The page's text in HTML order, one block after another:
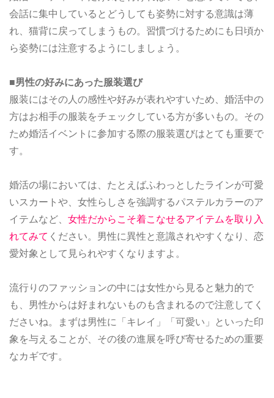
会話に集中しているとどうしても姿勢に対する意識は薄
れ、猫背に戻ってしまうもの。習慣づけるためにも日頃か
ら姿勢には注意するようにしましょう。
■男性の好みにあった服装選び
服装にはその人の感性や好みが表れやすいため、婚活中の
方はお相手の服装をチェックしている方が多いもの。その
ため婚活イベントに参加する際の服装選びはとても重要で
す。
婚活の場においては、たとえばふわっとしたラインが可愛
いスカートや、女性らしさを強調するパステルカラーのア
イテムなど、 女性だからこそ着こなせるアイテムを取り入
れてみて ください。男性に異性と意識されやすくなり、恋
愛対象として見られやすくなりますよ。
流行りのファッションの中には女性から見ると魅力的で
も、男性からは好まれないものも含まれるので注意してく
ださいね。まずは男性に「キレイ」「可愛い」といった印
象を与えることが、その後の進展を呼び寄せるための重要
なカギです。